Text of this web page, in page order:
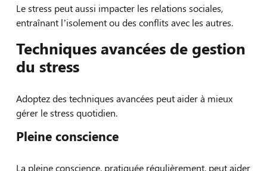
Le stress peut aussi impacter les relations sociales,
entraînant l’isolement ou des conflits avec les autres.
Techniques avancées de gestion
du stress
Adoptez des techniques avancées peut aider à mieux
gérer le stress quotidien.
Pleine conscience
La pleine conscience, pratiquée régulièrement, peut aider